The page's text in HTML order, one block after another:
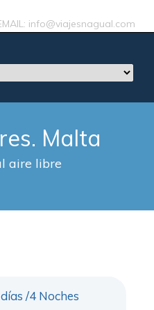
info@viajesnagual.com
Malta
aire libre
/4 Noches